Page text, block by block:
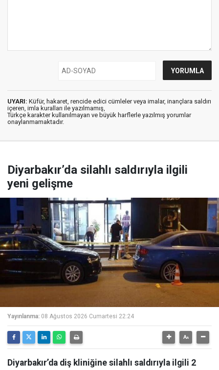
UYARI: Küfür, hakaret, rencide edici cümleler veya imalar, inançlara saldırı
içeren, imla kuralları ile yazılmamış,
Türkçe karakter kullanılmayan ve büyük harflerle yazılmış yorumlar
onaylanmamaktadır.
Diyarbakır’da silahlı saldırıyla ilgili
yeni gelişme
Yayınlanma: 08 Ağustos 2026 Cumartesi 22:24
Diyarbakır’da diş kliniğine silahlı saldırıyla ilgili 2